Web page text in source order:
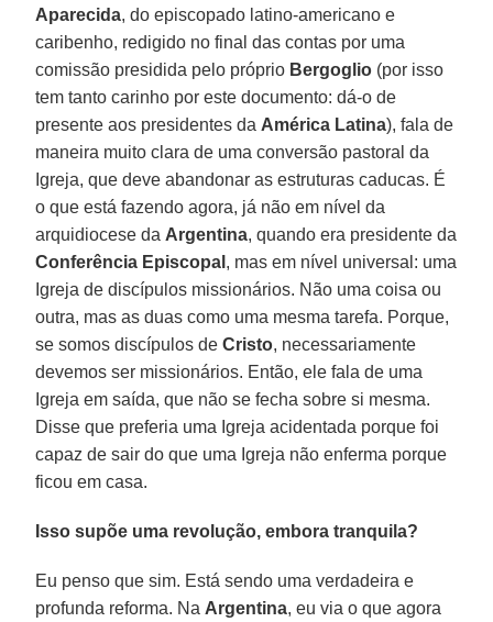
Aparecida, do episcopado latino-americano e
caribenho, redigido no final das contas por uma
comissão presidida pelo próprio Bergoglio (por isso
tem tanto carinho por este documento: dá-o de
presente aos presidentes da América Latina), fala de
maneira muito clara de uma conversão pastoral da
Igreja, que deve abandonar as estruturas caducas. É
o que está fazendo agora, já não em nível da
arquidiocese da Argentina, quando era presidente da
Conferência Episcopal , mas em nível universal: uma
Igreja de discípulos missionários. Não uma coisa ou
outra, mas as duas como uma mesma tarefa. Porque,
se somos discípulos deCristo, necessariamente
devemos ser missionários. Então, ele fala de uma
Igreja em saída, que não se fecha sobre si mesma.
Disse que preferia uma Igreja acidentada porque foi
capaz de sair do que uma Igreja não enferma porque
ficou em casa.
Isso supõe uma revolução, embora tranquila?
Eu penso que sim. Está sendo uma verdadeira e
profunda reforma. Na Argentina, eu via o que agora